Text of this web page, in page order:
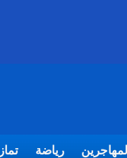
المهاجرين رياضة